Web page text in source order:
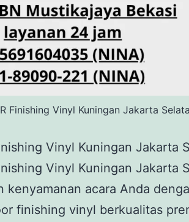
Finishing Vinyl Kuningan Jakarta
Vinyl Kuningan Jakarta
Vinyl Kuningan Jakarta
kenyamanan acara Anda
finishing vinyl berkualitas